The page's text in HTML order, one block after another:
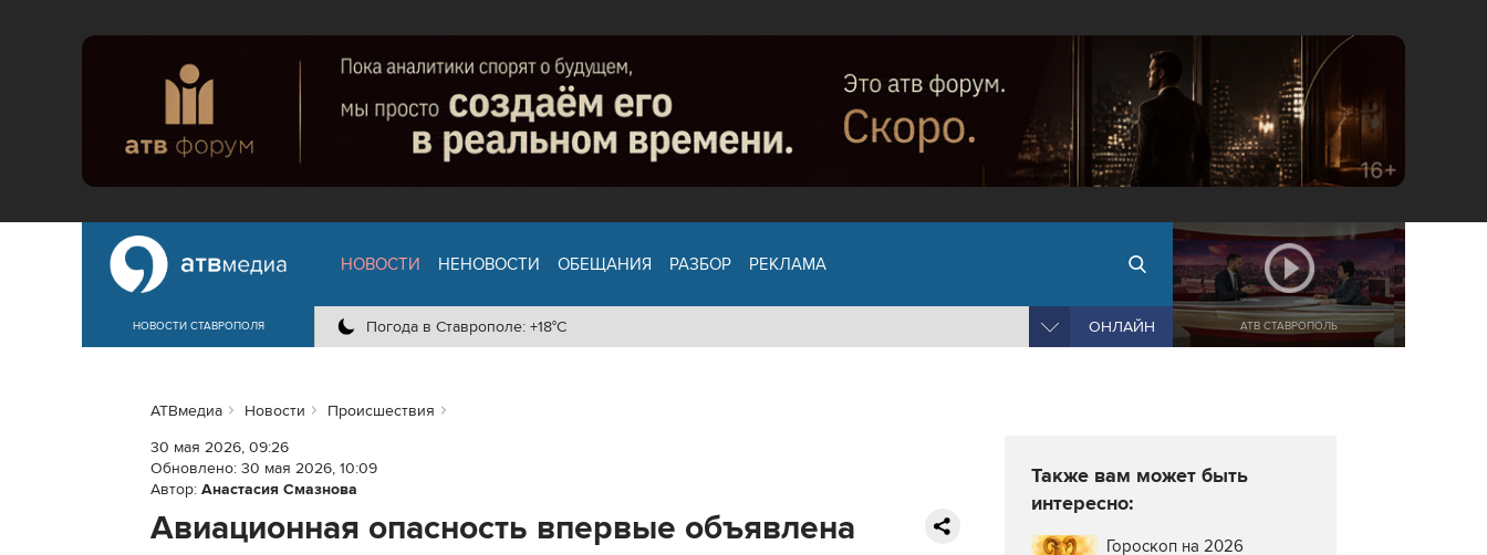
НОВОСТИ СТАВРОПОЛЯ
НОВОСТИ НЕНОВОСТИ ОБЕЩАНИЯ РАЗБОР РЕКЛАМА
Погода в Ставрополе: +18°C ОНЛАЙН АТВ СТАВРОПОЛЬ
АТВмедиа Новости
Происшествия
30 мая 2026, 09:26
Обновлено: 30 мая 2026, 10:09
Автор: Анастасия Смазнова
Авиационная опасность впервые объявлена
Также вам может быть
интересно:
Гороскоп на 2026